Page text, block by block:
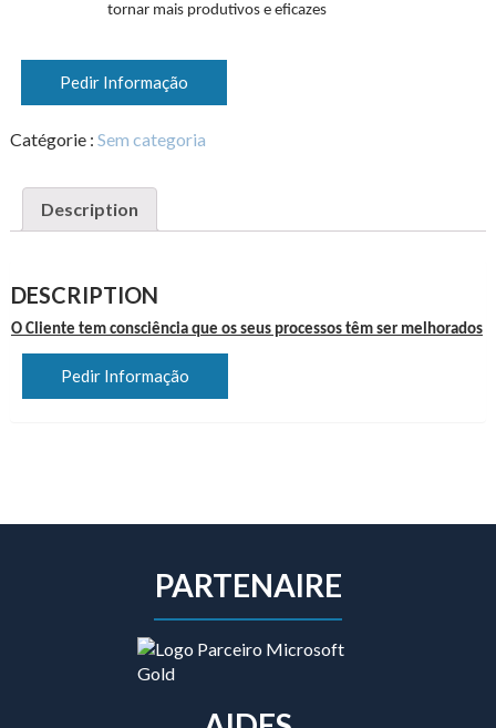
tornar mais produtivos e eficazes
Pedir Informação
Catégorie : Sem categoria
Description
DESCRIPTION
O Cliente tem consciência que os seus processos têm ser melhorados
Pedir Informação
PARTENAIRE